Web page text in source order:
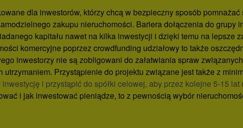
dla inwestorów, którzy chcą w bezpieczny sposób
zakupu nieruchomości. Bariera dołączenia do grupy
kapitału nawet na kilka inwestycji i dzięki temu na lepsze
komercyjne poprzez crowdfunding udziałowy to także
inwestorzy nie są zobligowani do załatwiania spraw
Przystąpienie do projektu związane jest także z
i przystąpić do spółki celowej, aby przez kolejne 5-15
i jak inwestować pieniądze, to z pewnością wybór